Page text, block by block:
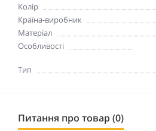
Колір
Країна-виробник
Матеріал
Особливості
Тип
Питання про товар (0)